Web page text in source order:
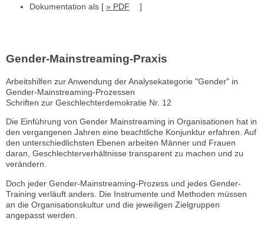
Dokumentation als [ » PDF ]
Gender-Mainstreaming-Praxis
Arbeitshilfen zur Anwendung der Analysekategorie "Gender" in
Gender-Mainstreaming-Prozessen
Schriften zur Geschlechterdemokratie Nr. 12
Die Einführung von Gender Mainstreaming in Organisationen hat in
den vergangenen Jahren eine beachtliche Konjunktur erfahren. Auf
den unterschiedlichsten Ebenen arbeiten Männer und Frauen
daran, Geschlechterverhältnisse transparent zu machen und zu
verändern.
Doch jeder Gender-Mainstreaming-Prozess und jedes Gender-
Training verläuft anders. Die Instrumente und Methoden müssen
an die Organisationskultur und die jeweiligen Zielgruppen
angepasst werden.